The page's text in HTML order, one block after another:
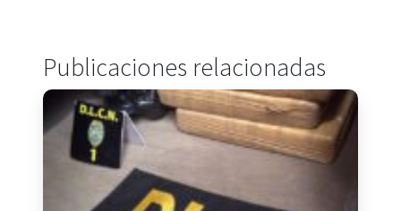
Publicaciones relacionadas